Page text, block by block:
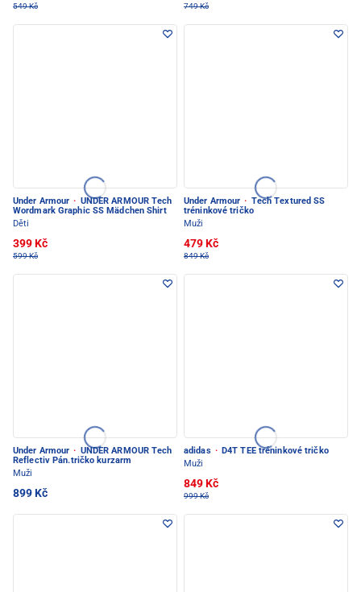
549 Kč 749 Kč
Under Armour · UNDER ARMOUR Tech
Wordmark Graphic SS Mädchen Shirt
Děti
399 Kč
599 Kč
Under Armour · Tech Textured SS
tréninkové tričko
Muži
479 Kč
849 Kč
Under Armour · UNDER ARMOUR Tech
Reflectiv Pán.tričko kurzarm
Muži
899 Kč
adidas · D4T TEE tréninkové tričko
Muži
849 Kč
999 Kč